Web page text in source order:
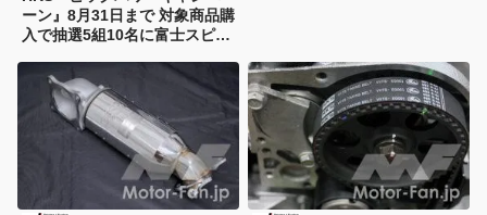
ーン』8月31日まで 対象商品購
入で抽選5組10名に富士スピー